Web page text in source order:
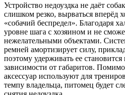
Устройство недоуздка не даёт
слишком резко, вырваться вперёд
«собачий беспредел». Благодаря
уровне шага с хозяином и не
нежелательными объектами.
ремней амортизирует силу,
поэтому удерживать ее
зависимости от габаритов.
аксессуар используют для
темпу владельца, питомец будет